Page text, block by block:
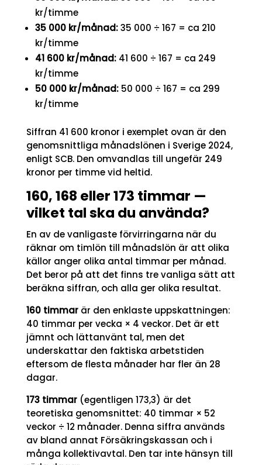
kr/timme
35 000 kr/månad:35 000 ÷ 167 = ca 210
kr/timme
41 600 kr/månad:41 600 ÷ 167 = ca 249
kr/timme
50 000 kr/månad:50 000 ÷ 167 = ca 299
kr/timme
Siffran 41 600 kronor i exemplet ovan är den
genomsnittliga månadslönen i Sverige 2024,
enligt SCB. Den omvandlas till ungefär 249
kronor per timme vid heltid.
160, 168 eller 173 timmar —
vilket tal ska du använda?
En av de vanligaste förvirringarna när du
räknar om timlön till månadslön är att olika
källor anger olika antal timmar per månad.
Det beror på att det finns tre vanliga sätt att
beräkna siffran, och alla ger olika resultat.
160 timmarär den enklaste uppskattningen:
40 timmar per vecka × 4 veckor. Det är ett
jämnt och lättanvänt tal, men det
underskattar den faktiska arbetstiden
eftersom de flesta månader har fler än 28
dagar.
173 timmar(egentligen 173,3) är det
teoretiska genomsnittet: 40 timmar × 52
veckor ÷ 12 månader. Denna siffra används
av bland annat Försäkringskassan och i
många kollektivavtal. Den tar inte hänsyn till